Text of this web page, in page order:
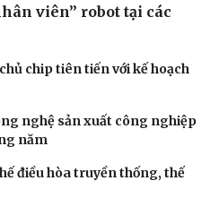
viên” robot tại các
chip tiên tiến với kế hoạch
nghệ sản xuất công nghiệp
năm
điều hòa truyền thống, thế